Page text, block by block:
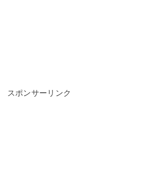
スポンサーリンク